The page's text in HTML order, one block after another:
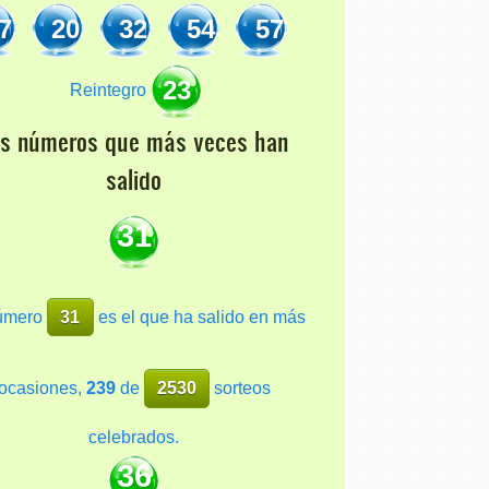
20 32 54 57
Reintegro 23
números que más veces han
salido
31
31 es el que ha salido en más
239de 2530 sorteos
celebrados.
36